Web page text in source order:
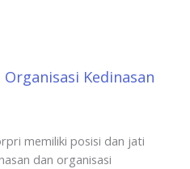
Kedinasan
memiliki posisi dan jati
dan organisasi